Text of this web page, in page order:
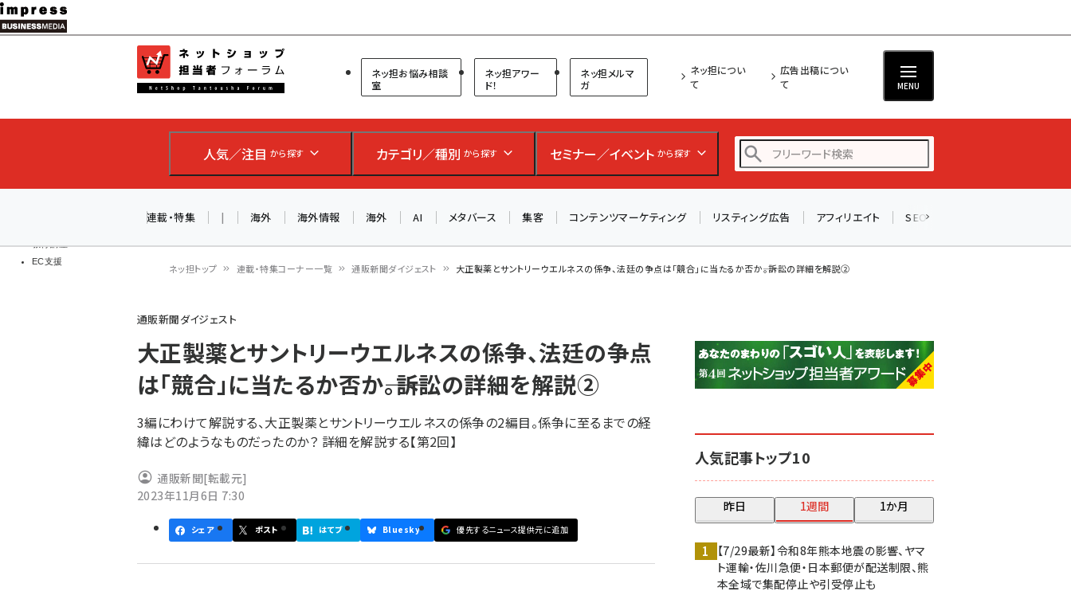
メ
イ
ン
ツ
移
教育講座
EC支援
ネットショップ担当者フォーラム
ネッ担お悩み相談
室
ネッ担アワー
ド！
ネッ担メルマ
ガ
ネッ担につい
て
広告出稿につい
て
MENU
人気／注目 から探す カテゴリ／種別 から探す セミナー／イベント から探す
yahoo (1901)
アスクル (1119)
base (1077)
連載・特集 | 海外 海外情報 海外 AI メタバース 集客 コンテンツマーケティング リスティング広告 アフィリエイト SEO
ン
く
ず
ネッ担トップ 連載・特集コーナー一覧 通販新聞ダイジェスト 大正製薬とサントリーウエルネスの係争、法廷の争点は「競合」に当たるか否か――。訴訟の詳細を解説②
通販新聞ダイジェスト
大正製薬とサントリーウエルネスの係争、法廷の争点
は「競合」に当たるか否か――。訴訟の詳細を解説②
3編にわけて解説する、大正製薬とサントリーウエルネスの係争の2編目。係争に至るまでの経
緯はどのようなものだったのか？ 詳細を解説する【第2回】
通販新聞[転載元]
2023年11月6日 7:30
シェア ポスト はてブ Bluesky 優先するニュース提供元に追加
人気記事トップ10
昨日 1週間 1か月
【7/29最新】令和8年熊本地震の影響、ヤマ
ト運輸・佐川急便・日本郵便が配送制限、熊
本全域で集配停止や引受停止も
AIが買い物を代行する時代に打つべき「次の一手」とは？
アルペン、オイシックス、元UA責任者が登壇のリアルECセ
ミナー（8/26＠東京）【交流会も実施】
参加登録はこちら↑